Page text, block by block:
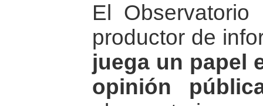
El
productor de
juega un papel
opinión